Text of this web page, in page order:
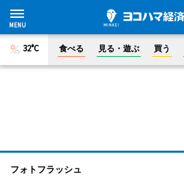
32°C 食べる 見る・遊ぶ 買う
フォトフラッシュ